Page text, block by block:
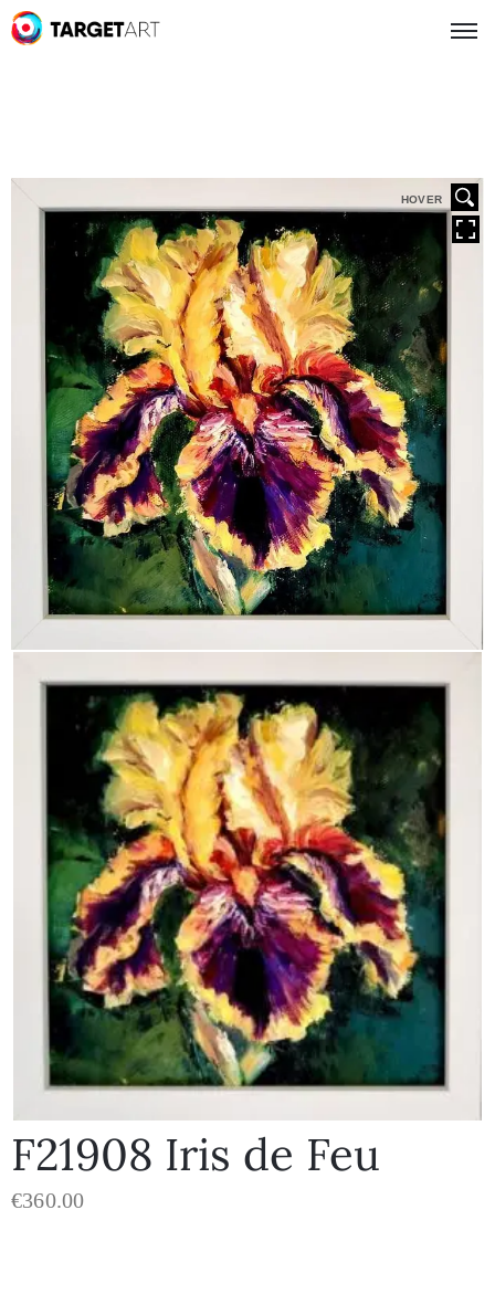
HOVER
F21908 Iris de Feu
€360.00